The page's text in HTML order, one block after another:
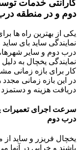
گارانتی خدمات
دوم و در منطقه
یکی از بهترین راه ها
نمایندگی ساید بای
درب دوم و سایر
نمایندگی یخچال به
کار برای بازه زمانی
در این بازه زمانی
دریافت هزینه و
سرعت اجرای تعمیرات
درب دوم
یخچال فریزر و ساید
باشند و خرابی در آنها